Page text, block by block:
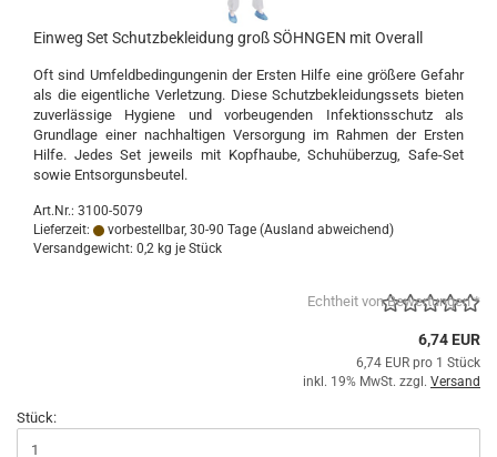
Einweg Set Schutzbekleidung groß SÖHNGEN mit Overall
Oft sind Umfeldbedingungenin der Ersten Hilfe eine größere Gefahr
als die eigentliche Verletzung. Diese Schutzbekleidungssets bieten
zuverlässige Hygiene und vorbeugenden Infektionsschutz als
Grundlage einer nachhaltigen Versorgung im Rahmen der Ersten
Hilfe. Jedes Set jeweils mit Kopfhaube, Schuhüberzug, Safe-Set
sowie Entsorgunsbeutel.
Art.Nr.: 3100-5079
Lieferzeit:
vorbestellbar, 30-90 Tage (Ausland abweichend)
Versandgewicht: 0,2 kg je Stück
Echtheit von Bewertungen *
6,74 EUR
6,74 EUR pro 1 Stück
inkl. 19% MwSt. zzgl. Versand
Stück: